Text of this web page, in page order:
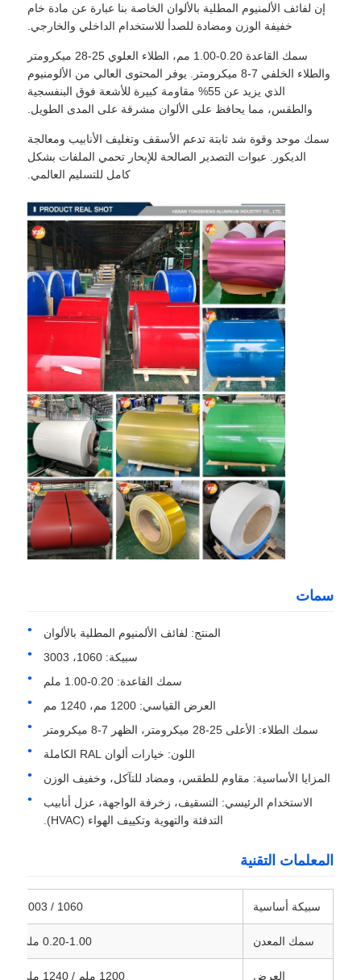
الحالات
اطلب عرض أسعار
لفة رقائق الألومنيوم
إن لفائف الألمنيوم المطلية بالألوان الخاصة بنا عبارة عن مادة خام
خفيفة الوزن ومضادة للصدأ للاستخدام الداخلي والخارجي.
سمك القاعدة 0.20-1.00 مم، الطلاء العلوي 25-28 ميكرومتر
والطلاء الخلفي 7-8 ميكرومتر. يوفر المحتوى العالي من الألومنيوم
الذي يزيد عن 55% مقاومة كبيرة للأشعة فوق البنفسجية
والطقس، مما يحافظ على الألوان مشرقة على المدى الطويل.
سمك موحد وقوة شد ثابتة تدعم الأسقف وتغليف الأنابيب ومعالجة
الديكور. عبوات التصدير الصالحة للإبحار تحمي الملفات بشكل
كامل للتسليم العالمي.
سمات
المنتج: لفائف الألمنيوم المطلية بالألوان
سبيكة: 1060، 3003
سمك القاعدة: 0.20-1.00 ملم
العرض القياسي: 1200 مم، 1240 مم
سمك الطلاء: الأعلى 25-28 ميكرومتر، الظهر 7-8 ميكرومتر
اللون: خيارات ألوان RAL الكاملة
المزايا الأساسية: مقاوم للطقس، ومضاد للتآكل، وخفيف الوزن
الاستخدام الرئيسي: التسقيف، زخرفة الواجهة، عزل أنابيب
التدفئة والتهوية وتكييف الهواء (HVAC).
المعلمات التقنية
سبيكة أساسية 1060 / 3003
سمك المعدن 0.20-1.00 ملم
العرض 1200 ملم / 1240 ملم